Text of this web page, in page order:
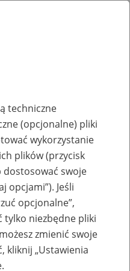
lub
pracy
techniczne
(opcjonalne) pliki
wykorzystanie
plików (przycisk
dostosować swoje
opcjami”). Jeśli
opcjonalne”,
tylko niezbędne pliki
zmienić swoje
kliknij „Ustawienia